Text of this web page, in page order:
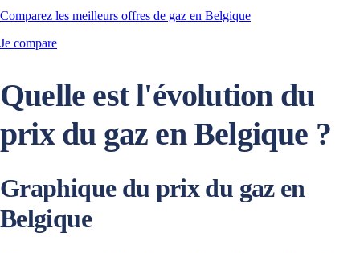
Comparez les meilleurs offres de gaz en Belgique
Je compare
Quelle est l'évolution du
prix du gaz en Belgique ?
Graphique du prix du gaz en
Belgique